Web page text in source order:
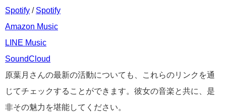
Spotify / Spotify
Amazon Music
LINE Music
SoundCloud
原葉月さんの最新の活動についても、これらのリンクを通
じてチェックすることができます。彼女の音楽と共に、是
非その魅力を堪能してください。